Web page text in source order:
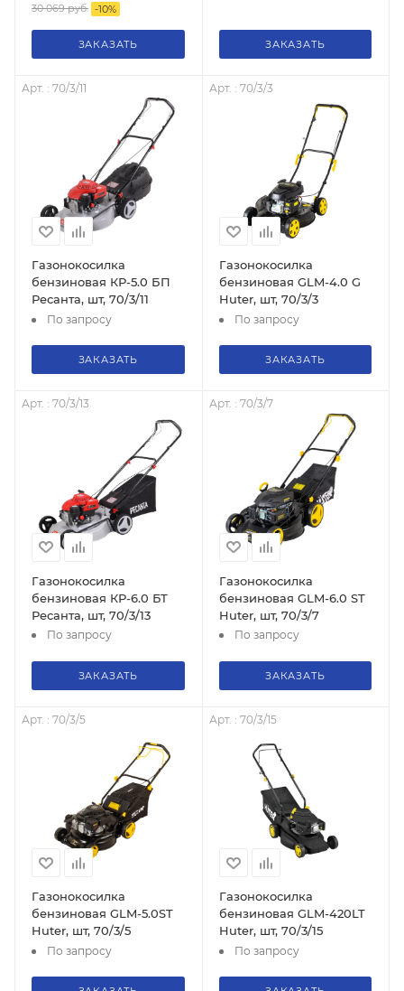
30 069руб. -10%
ЗАКАЗАТЬ ЗАКАЗАТЬ
Арт. : 70/3/11
Газонокосилка
бензиновая КР-5.0 БП
Ресанта, шт, 70/3/11
По запросу
ЗАКАЗАТЬ
Арт. : 70/3/3
Газонокосилка
бензиновая GLM-4.0 G
Huter, шт, 70/3/3
По запросу
ЗАКАЗАТЬ
Арт. : 70/3/13
Газонокосилка
бензиновая КР-6.0 БТ
Ресанта, шт, 70/3/13
По запросу
ЗАКАЗАТЬ
Арт. : 70/3/7
Газонокосилка
бензиновая GLM-6.0 ST
Huter, шт, 70/3/7
По запросу
ЗАКАЗАТЬ
Арт. : 70/3/5
Газонокосилка
бензиновая GLM-5.0ST
Huter, шт, 70/3/5
По запросу
Арт. : 70/3/15
Газонокосилка
бензиновая GLM-420LT
Huter, шт, 70/3/15
По запросу